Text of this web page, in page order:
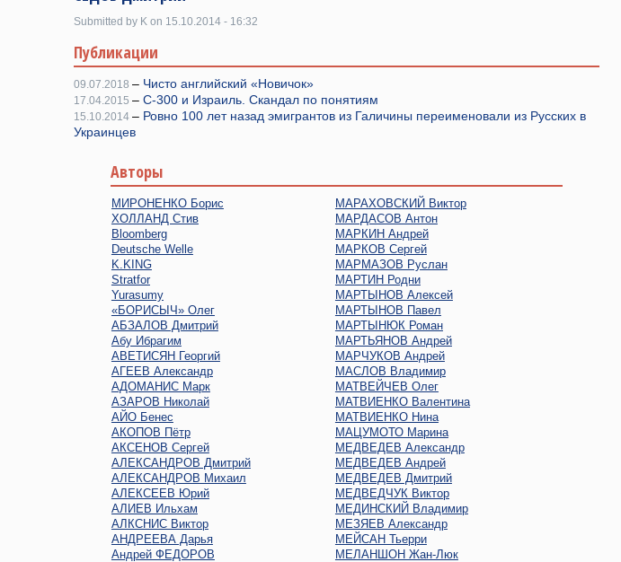
Submitted by K on 15.10.2014 - 16:32
Публикации
09.07.2018 – Чисто английский «Новичок»
17.04.2015 – С-300 и Израиль. Скандал по понятиям
15.10.2014 – Ровно 100 лет назад эмигрантов из Галичины переименовали из Русских в
Украинцев
Авторы
МИРОНЕНКО Борис
МАРАХОВСКИЙ Виктор
ХОЛЛАНД Стив
МАРДАСОВ Антон
Bloomberg
МАРКИН Андрей
Deutsche Welle
МАРКОВ Сергей
K.KING
МАРМАЗОВ Руслан
Stratfor
МАРТИН Родни
Yurasumy
МАРТЫНОВ Алексей
«БОРИСЫЧ» Олег
МАРТЫНОВ Павел
АБЗАЛОВ Дмитрий
МАРТЫНЮК Роман
Абу Ибрагим
МАРТЬЯНОВ Андрей
АВЕТИСЯН Георгий
МАРЧУКОВ Андрей
АГЕЕВ Александр
МАСЛОВ Владимир
АДОМАНИС Марк
МАТВЕЙЧЕВ Олег
АЗАРОВ Николай
МАТВИЕНКО Валентина
АЙО Бенес
МАТВИЕНКО Нина
АКОПОВ Пётр
МАЦУМОТО Марина
АКСЕНОВ Сергей
МЕДВЕДЕВ Александр
АЛЕКСАНДРОВ Дмитрий
МЕДВЕДЕВ Андрей
АЛЕКСАНДРОВ Михаил
МЕДВЕДЕВ Дмитрий
АЛЕКСЕЕВ Юрий
МЕДВЕДЧУК Виктор
АЛИЕВ Ильхам
МЕДИНСКИЙ Владимир
АЛКСНИС Виктор
МЕЗЯЕВ Александр
АНДРЕЕВА Дарья
МЕЙСАН Тьерри
Андрей ФЕДОРОВ
МЕЛАНШОН Жан-Люк